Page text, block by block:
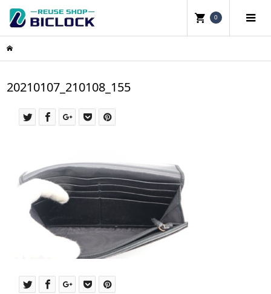
0
20210107_210108_155